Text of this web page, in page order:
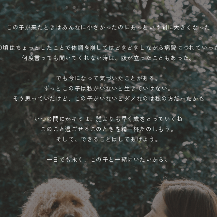
この子が来たときはあんなに小さかったのにあっという間に大きくなった
頃はちょっとしたことで体調を崩してはどきどきしながら病院につれていっ
何度言っても聞いてくれない時は、腹が立ったこともあった。
でも今になって気づいたことがある。
ずっとこの子は私がいないと生きていけない。
そう思っていたけど、 この子がいないとダメなのは私の方だったかも
いつの間にかキミは、誰よりも早く歳をとっていくね
このこと過ごせるこのときを精一杯たのしもう。
そして、できることはしてあげよう。
一日でも永く、この子と一緒にいたいから。